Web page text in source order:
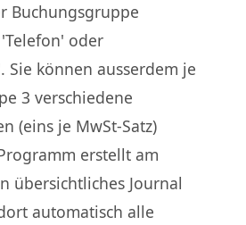
Buchungsgruppe
oder
Sie können ausserdem je
3 verschiedene
(eins je MwSt-Satz)
erstellt am
übersichtliches Journal
automatisch alle